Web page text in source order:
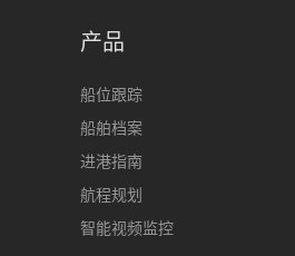
产品
船位跟踪
船舶档案
进港指南
航程规划
智能视频监控